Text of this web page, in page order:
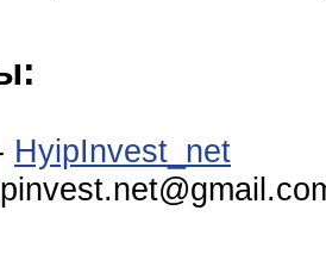
HyipInvest_net